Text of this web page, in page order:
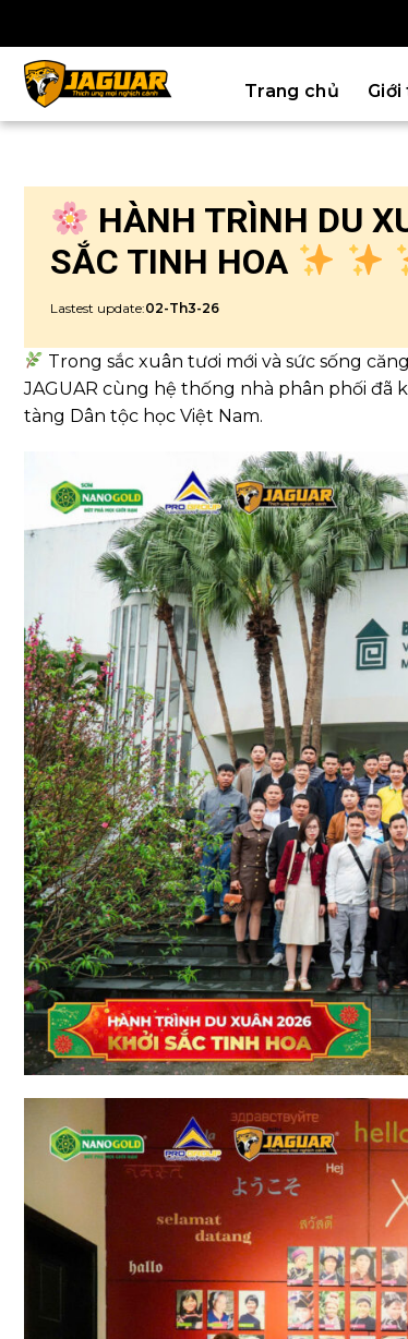
dung
Trang chủ Giới
HÀNH TRÌNH DU
SẮC TINH HOA
Lastest update:02-Th3-26
Trong sắc xuân tươi mới và sức sống
JAGUAR cùng hệ thống nhà phân phối đã
tàng Dân tộc học Việt Nam.